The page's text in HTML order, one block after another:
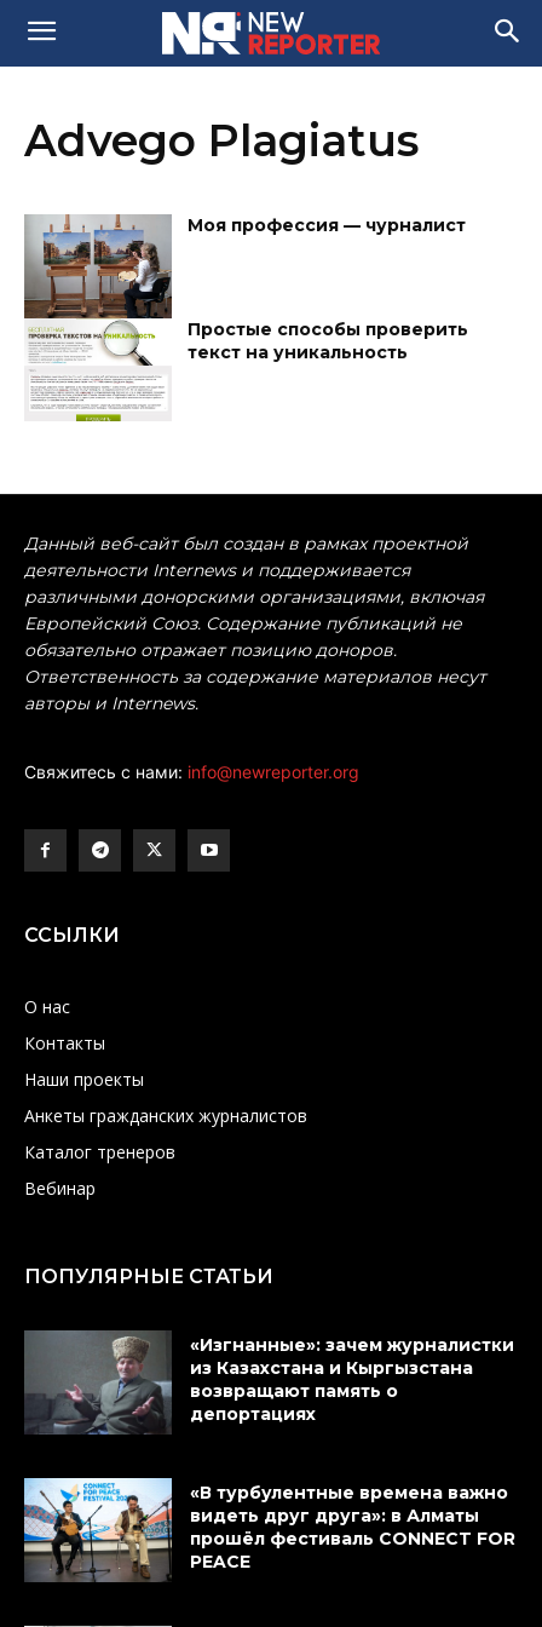
Advego Plagiatus
Моя профессия — чурналист
Простые способы проверить
текст на уникальность
Данный веб-сайт был создан в рамках проектной
деятельности Internews и поддерживается
различными донорскими организациями, включая
Европейский Союз. Содержание публикаций не
обязательно отражает позицию доноров.
Ответственность за содержание материалов несут
авторы и Internews.
Свяжитесь с нами: info@newreporter.org
ССЫЛКИ
О нас
Контакты
Наши проекты
Анкеты гражданских журналистов
Каталог тренеров
Вебинар
ПОПУЛЯРНЫЕ СТАТЬИ
«Изгнанные»: зачем журналистки
из Казахстана и Кыргызстана
возвращают память о
депортациях
«В турбулентные времена важно
видеть друг друга»: в Алматы
прошёл фестиваль CONNECT FOR
PEACE